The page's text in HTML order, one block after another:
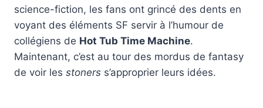
science-fiction, les fans ont grincé des dents en
voyant des éléments SF servir à l’humour de
collégiens de Hot Tub Time Machine.
Maintenant, c’est au tour des mordus de fantasy
de voir les stoners s’approprier leurs idées.